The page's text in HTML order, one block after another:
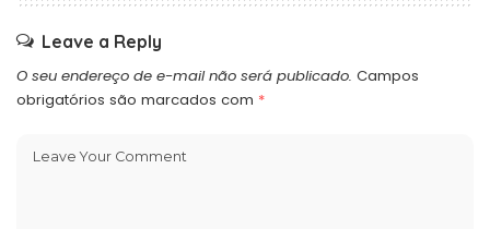
Leave a Reply
O seu endereço de e-mail não será publicado. Campos
obrigatórios são marcados com *